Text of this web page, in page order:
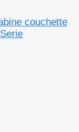
couchette